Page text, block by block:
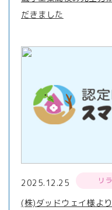
だきました
2025.12.25 リ
(株)ダッドウェイ様よ